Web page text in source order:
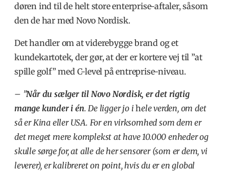
døren ind til de helt store enterprise-aftaler, såsom
den de har med Novo Nordisk.
Det handler om at viderebygge brand og et
kundekartotek, der gør, at der er kortere vej til ”at
spille golf” med C-level på entreprise-niveau.
– ”Når du sælger til Novo Nordisk, er det rigtig
mange kunder i én. De ligger jo ihele verden, om det
så er Kina eller USA. For en virksomhed som dem er
det meget mere komplekst at have 10.000 enheder og
skulle sørge for, at alle de her sensorer (som er dem, vi
leverer), er kalibreret on point, hvis du er en global